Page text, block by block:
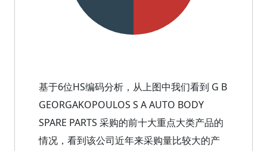
基于6位HS编码分析，从上图中我们看到 G B
GEORGAKOPOULOS S A AUTO BODY
SPARE PARTS 采购的前十大重点大类产品的
情况，看到该公司近年来采购量比较大的产